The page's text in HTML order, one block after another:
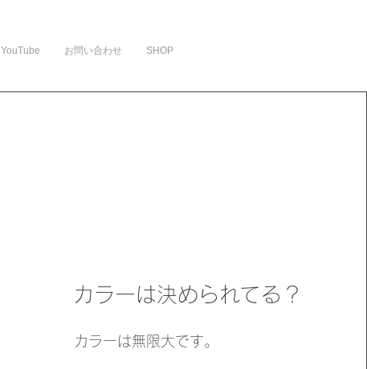
YouTube お問い合わせ SHOP
カラーは決められてる？
カラーは無限大です。